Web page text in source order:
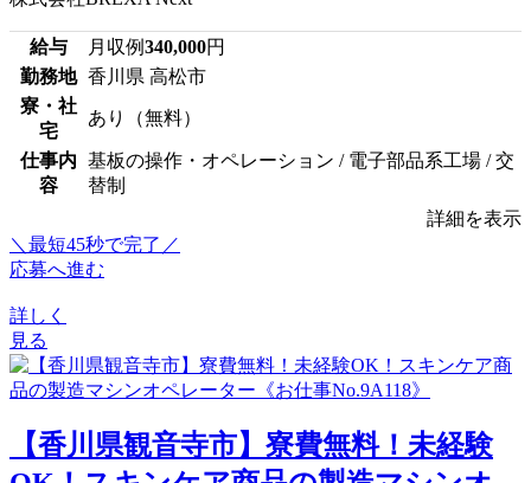
給与 月収例340,000円
勤務地 香川県 高松市
寮・社
宅
あり（無料）
仕事内
容
基板の操作・オペレーション / 電子部品系工場 / 交
替制
詳細を表示
＼最短45秒で完了／
応募へ進む
詳しく
見る
【香川県観音寺市】寮費無料！未経験